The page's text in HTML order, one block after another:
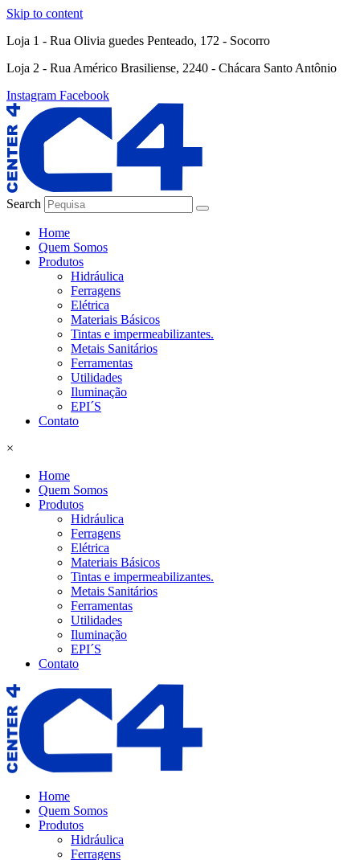
Skip to content
Loja 1 - Rua Olivia guedes Penteado, 172 - Socorro
Loja 2 - Rua Américo Brasiliense, 2240 - Chácara Santo Antônio
Instagram Facebook
Search
Home
Quem Somos
Produtos
Hidráulica
Ferragens
Elétrica
Materiais Básicos
Tintas e impermeabilizantes.
Metais Sanitários
Ferramentas
Utilidades
Iluminação
EPI´S
Contato
×
Home
Quem Somos
Produtos
Hidráulica
Ferragens
Elétrica
Materiais Básicos
Tintas e impermeabilizantes.
Metais Sanitários
Ferramentas
Utilidades
Iluminação
EPI´S
Contato
Home
Quem Somos
Produtos
Hidráulica
Ferragens